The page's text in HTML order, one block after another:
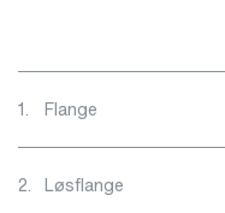
1. Flange
2. Løsflange